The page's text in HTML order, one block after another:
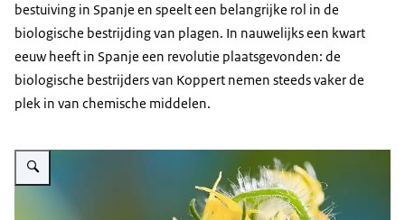
bestuiving in Spanje en speelt een belangrijke rol in de
biologische bestrijding van plagen. In nauwelijks een kwart
eeuw heeft in Spanje een revolutie plaatsgevonden: de
biologische bestrijders van Koppert nemen steeds vaker de
plek in van chemische middelen.
Vergroot afbeelding Innovatie